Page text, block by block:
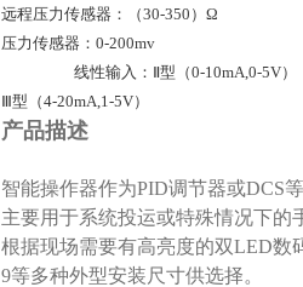
远程压力传感器：（30-350）Ω
压力传感器：0-200mv
线性输入：Ⅱ型（0-10mA,0-5V）
Ⅲ型（4-20mA,1-5V）
产品描述
智能操作器作为PID调节器或DCS
主要用于系统投运或特殊情况下的
根据现场需要有高亮度的双LED数
9等多种外型安装尺寸供选择。